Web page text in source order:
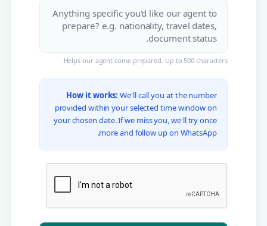
Helps our agent come prepared. Up to 500 characters.
How it works: We'll call you at the number
provided within your selected time window on
your chosen date. If we miss you, we'll try once
more and follow up on WhatsApp.